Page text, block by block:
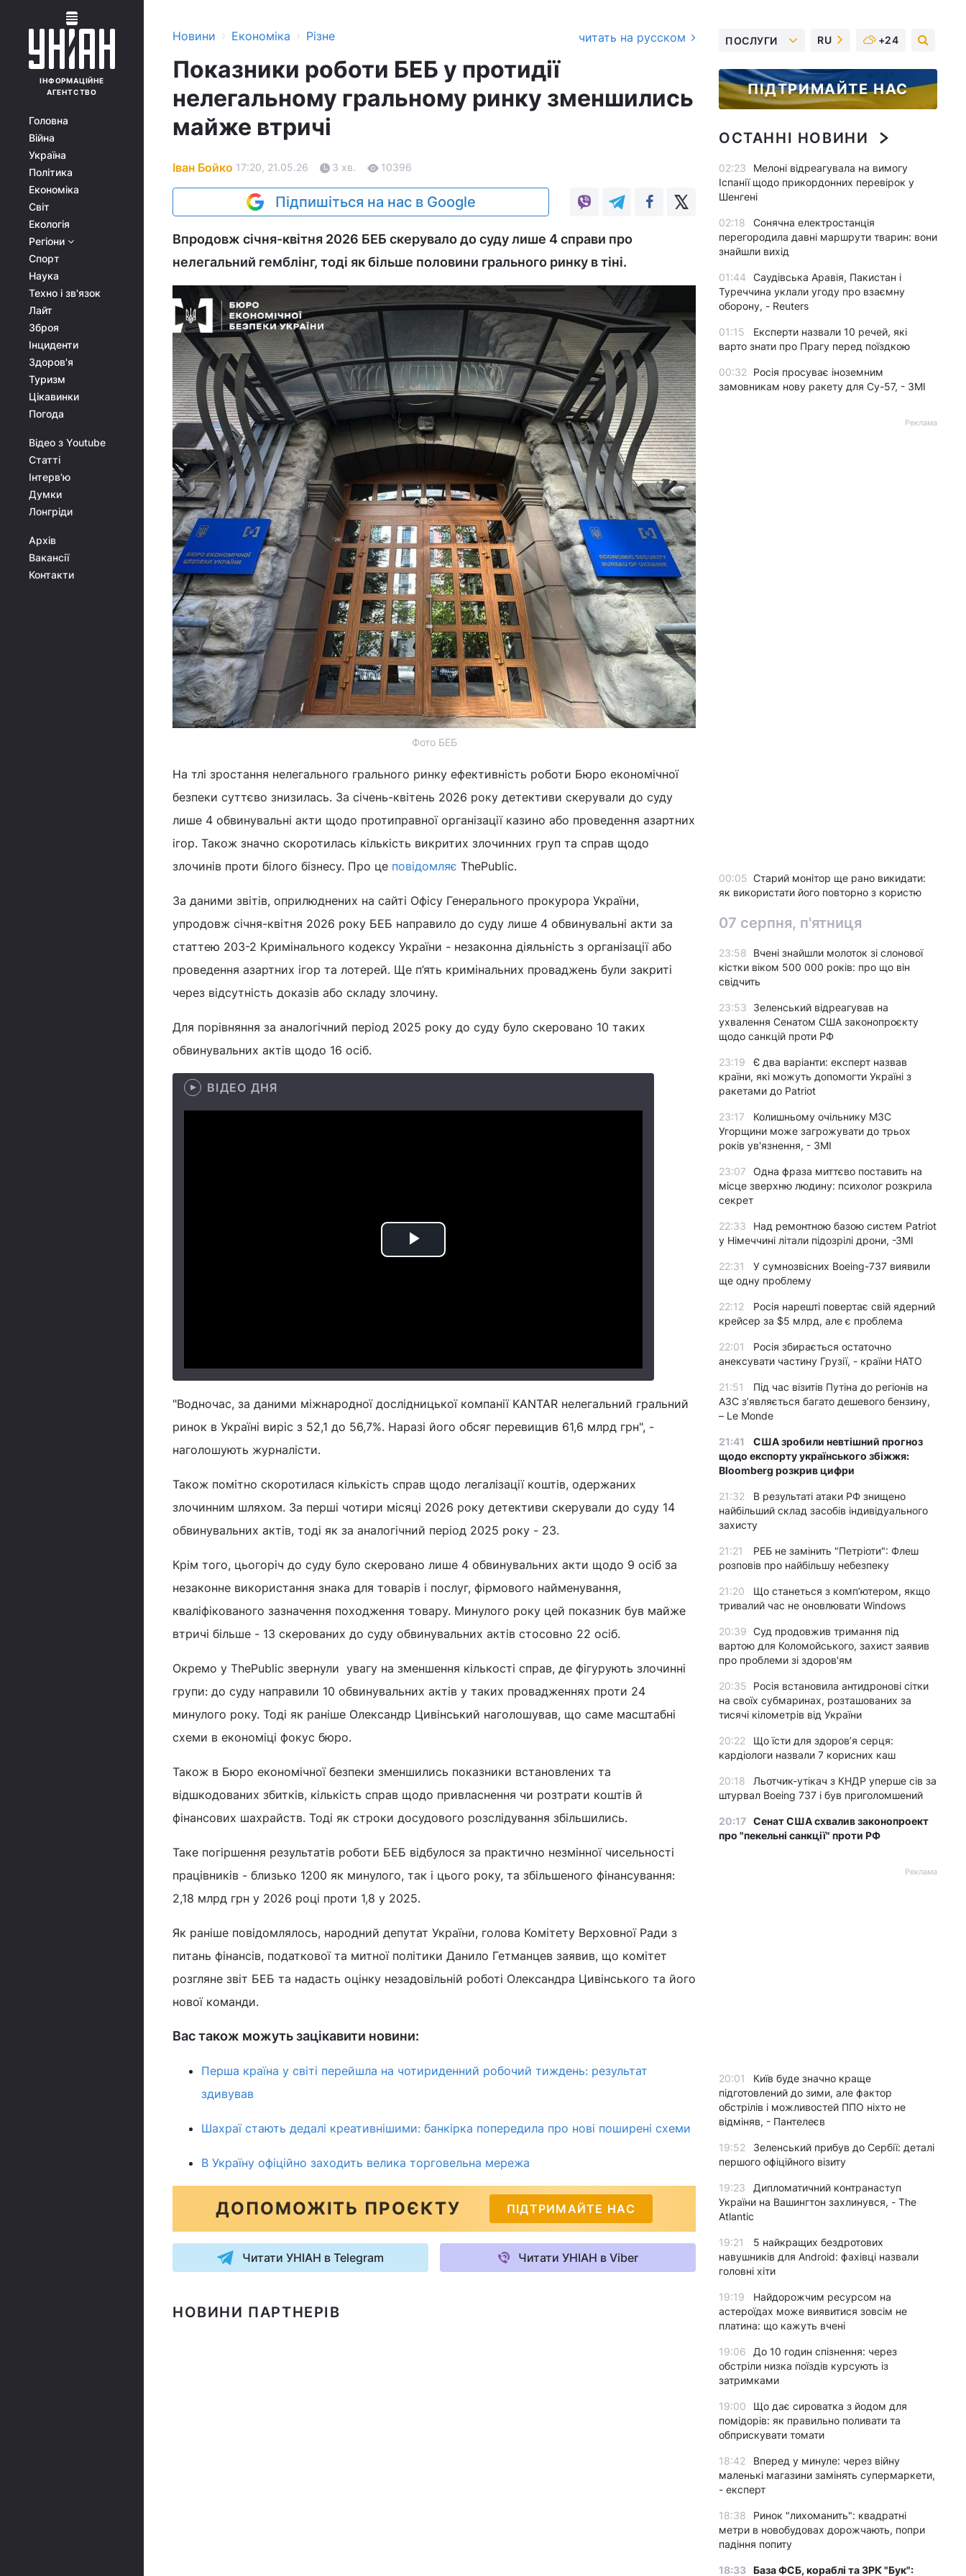
ІНФОРМАЦІЙНЕ
АГЕНТСТВО
Головна
Війна
Україна
Політика
Економіка
Світ
Екологія
Регіони
Спорт
Наука
Техно і зв'язок
Лайт
Зброя
Інциденти
Здоров'я
Туризм
Цікавинки
Погода
Відео з Youtube
Статті
Інтерв'ю
Думки
Лонгріди
Архів
Вакансії
Контакти
Новини › Економіка › Різне читать на русском
Показники роботи БЕБ у протидії
нелегальному гральному ринку зменшились
майже втричі
Іван Бойко 17:20, 21.05.26 3 хв. 10396
Підпишіться на нас в Google
Впродовж січня-квітня 2026 БЕБ скерувало до суду лише 4 справи про
нелегальний гемблінг, тоді як більше половини грального ринку в тіні.
Фото БЕБ
На тлі зростання нелегального грального ринку ефективність роботи Бюро економічної
безпеки суттєво знизилась. За січень-квітень 2026 року детективи скерували до суду
лише 4 обвинувальні акти щодо протиправної організації казино або проведення азартних
ігор. Також значно скоротилась кількість викритих злочинних груп та справ щодо
злочинів проти білого бізнесу. Про це повідомляє ThePublic.
За даними звітів, оприлюднених на сайті Офісу Генерального прокурора України,
упродовж січня-квітня 2026 року БЕБ направило до суду лише 4 обвинувальні акти за
статтею 203-2 Кримінального кодексу України - незаконна діяльність з організації або
проведення азартних ігор та лотерей. Ще п’ять кримінальних проваджень були закриті
через відсутність доказів або складу злочину.
Для порівняння за аналогічний період 2025 року до суду було скеровано 10 таких
обвинувальних актів щодо 16 осіб.
ВІДЕО ДНЯ
Play
"Водночас, за даними міжнародної дослідницької компанії KANTAR нелегальний гральний
ринок в Україні виріс з 52,1 до 56,7%. Наразі його обсяг перевищив 61,6 млрд грн", -
наголошують журналісти.
Також помітно скоротилася кількість справ щодо легалізації коштів, одержаних
злочинним шляхом. За перші чотири місяці 2026 року детективи скерували до суду 14
обвинувальних актів, тоді як за аналогічний період 2025 року - 23.
Крім того, цьогоріч до суду було скеровано лише 4 обвинувальних акти щодо 9 осіб за
незаконне використання знака для товарів і послуг, фірмового найменування,
кваліфікованого зазначення походження товару. Минулого року цей показник був майже
втричі більше - 13 скерованих до суду обвинувальних актів стосовно 22 осіб.
Окремо у ThePublic звернули увагу на зменшення кількості справ, де фігурують злочинні
групи: до суду направили 10 обвинувальних актів у таких провадженнях проти 24
минулого року. Тоді як раніше Олександр Цивінський наголошував, що саме масштабні
схеми в економіці фокус бюро.
Також в Бюро економічної безпеки зменшились показники встановлених та
відшкодованих збитків, кількість справ щодо привласнення чи розтрати коштів й
фінансових шахрайств. Тоді як строки досудового розслідування збільшились.
Таке погіршення результатів роботи БЕБ відбулося за практично незмінної чисельності
працівників - близько 1200 як минулого, так і цього року, та збільшеного фінансування:
2,18 млрд грн у 2026 році проти 1,8 у 2025.
Як раніше повідомлялось, народний депутат України, голова Комітету Верховної Ради з
питань фінансів, податкової та митної політики Данило Гетманцев заявив, що комітет
розгляне звіт БЕБ та надасть оцінку незадовільній роботі Олександра Цивінського та його
нової команди.
Вас також можуть зацікавити новини:
Перша країна у світі перейшла на чотириденний робочий тиждень: результат
здивував
Шахраї стають дедалі креативнішими: банкірка попередила про нові поширені схеми
В Україну офіційно заходить велика торговельна мережа
ДОПОМОЖІТЬ ПРОЄКТУ ПІДТРИМАЙТЕ НАС
Читати УНІАН в Telegram Читати УНІАН в Viber
НОВИНИ ПАРТНЕРІВ
ПОСЛУГИ RU +24
ПІДТРИМАЙТЕ НАС
ОСТАННІ НОВИНИ
02:23
Мелоні відреагувала на вимогу
Іспанії щодо прикордонних перевірок у
Шенгені
02:18
Сонячна електростанція
перегородила давні маршрути тварин: вони
знайшли вихід
01:44
Саудівська Аравія, Пакистан і
Туреччина уклали угоду про взаємну
оборону, - Reuters
01:15
Експерти назвали 10 речей, які
варто знати про Прагу перед поїздкою
00:32
Росія просуває іноземним
замовникам нову ракету для Су-57, - ЗМІ
Реклама
00:05 Старий монітор ще рано викидати:
як використати його повторно з користю
07 серпня, п'ятниця
23:58
Вчені знайшли молоток зі слонової
кістки віком 500 000 років: про що він
свідчить
23:53
Зеленський відреагував на
ухвалення Сенатом США законопроєкту
щодо санкцій проти РФ
23:19
Є два варіанти: експерт назвав
країни, які можуть допомогти Україні з
ракетами до Patriot
23:17
Колишньому очільнику МЗС
Угорщини може загрожувати до трьох
років ув'язнення, - ЗМІ
23:07
Одна фраза миттєво поставить на
місце зверхню людину: психолог розкрила
секрет
22:33
Над ремонтною базою систем Patriot
у Німеччині літали підозрілі дрони, -ЗМІ
22:31
У сумнозвісних Boeing-737 виявили
ще одну проблему
22:12
Росія нарешті повертає свій ядерний
крейсер за $5 млрд, але є проблема
22:01
Росія збирається остаточно
анексувати частину Грузії, - країни НАТО
21:51
Під час візитів Путіна до регіонів на
АЗС з’являється багато дешевого бензину,
– Le Monde
21:41
США зробили невтішний прогноз
щодо експорту українського збіжжя:
Bloomberg розкрив цифри
21:32
В результаті атаки РФ знищено
найбільший склад засобів індивідуального
захисту
21:21
РЕБ не замінить "Петріоти": Флеш
розповів про найбільшу небезпеку
21:20
Що станеться з комп’ютером, якщо
тривалий час не оновлювати Windows
20:39 Суд продовжив тримання під
вартою для Коломойського, захист заявив
про проблеми зі здоров'ям
20:35
Росія встановила антидронові сітки
на своїх субмаринах, розташованих за
тисячі кілометрів від України
20:22
Що їсти для здоров’я серця:
кардіологи назвали 7 корисних каш
20:18
Льотчик-утікач з КНДР уперше сів за
штурвал Boeing 737 і був приголомшений
20:17 Сенат США схвалив законопроект
про "пекельні санкції" проти РФ
Реклама
20:01
Київ буде значно краще
підготовлений до зими, але фактор
обстрілів і можливостей ППО ніхто не
відміняв, - Пантелеєв
19:52
Зеленський прибув до Сербії: деталі
першого офіційного візиту
19:23
Дипломатичний контранаступ
України на Вашингтон захлинувся, - The
Atlantic
19:21
5 найкращих бездротових
навушників для Android: фахівці назвали
головні хіти
19:19
Найдорожчим ресурсом на
астероїдах може виявитися зовсім не
платина: що кажуть вчені
19:06
До 10 годин спізнення: через
обстріли низка поїздів курсують із
затримками
19:00
Що дає сироватка з йодом для
помідорів: як правильно поливати та
обприскувати томати
18:42
Вперед у минуле: через війну
маленькі магазини замінять супермаркети,
- експерт
18:38
Ринок "лихоманить": квадратні
метри в новобудовах дорожчають, попри
падіння попиту
18:33 База ФСБ, кораблі та ЗРК "Бук":